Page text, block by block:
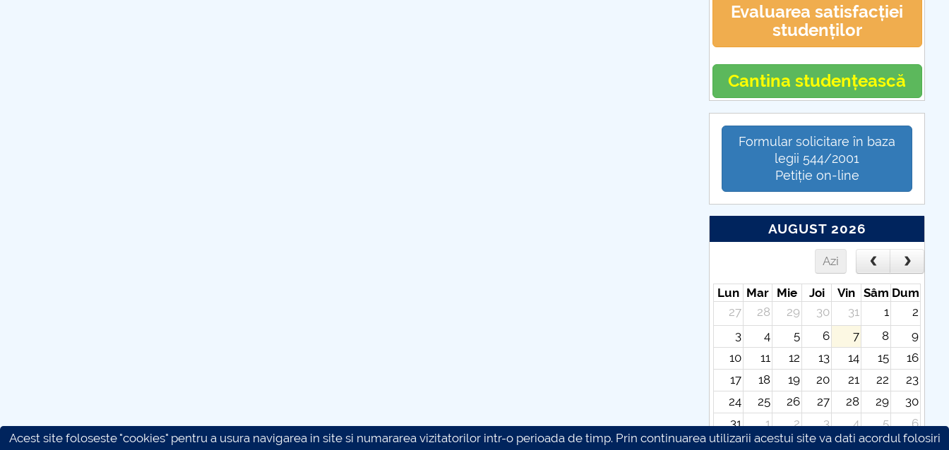
Evaluarea satisfacției
studenților
Cantina studențească
Formular solicitare în baza
legii 544/2001
Petiție on-line
AUGUST 2026
Azi
Lun Mar Mie Joi Vin Sâm Dum
27
28 29 30 31 1
2
3
4 5 6 7 8
9
10
11 12 13 14 15
16
17
18 19 20 21 22
23
24
25 26 27 28 29
30
31
1 2 3 4 5
6
Acest site foloseste "cookies" pentru a usura navigarea in site si numararea vizitatorilor intr-o perioada de timp. Prin continuarea utilizarii acestui site va dati acordul folosiri